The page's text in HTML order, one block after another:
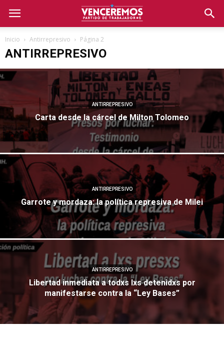
Inicio Antirrepresivo Página 2
ANTIRREPRESIVO
ANTIRREPRESIVO
Carta desde la cárcel de Milton Tolomeo
ANTIRREPRESIVO
Garrote y mordaza: la política represiva de Milei
ANTIRREPRESIVO
Libertad inmediata a todxs lxs detenidxs por
manifestarse contra la “Ley Bases”